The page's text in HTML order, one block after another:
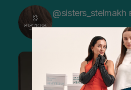
@sisters_stelmakh